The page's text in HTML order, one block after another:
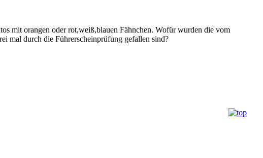
mit orangen oder rot,weiß,blauen Fähnchen. Wofür wurden die vom
mal durch die Führerscheinprüfung gefallen sind?